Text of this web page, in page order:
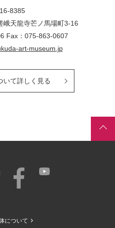
8385
峨天龍寺芒ノ馬場町3-16
Fax：075-863-0607
art-museum.jp
いて詳しく見る
について